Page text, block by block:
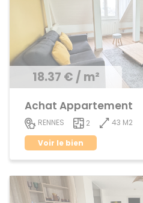
18.37 € / m²
Achat Appartement
RENNES 2
43 M2
Voir le bien